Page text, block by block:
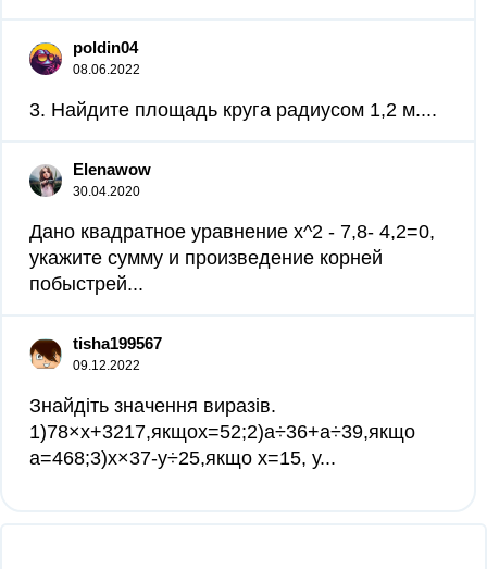
poldin04
08.06.2022
3. Найдите площадь круга радиусом 1,2 м.​...
Elenawow
30.04.2020
Дано квадратное уравнение x^2 - 7,8- 4,2=0,
укажите сумму и произведение корней
побыстрей...
tisha199567
09.12.2022
Знайдіть значення виразів.
1)78×х+3217,якщох=52;2)а÷36+а÷39,якщо
а=468;3)х×37-у÷25,якщо х=15, у...